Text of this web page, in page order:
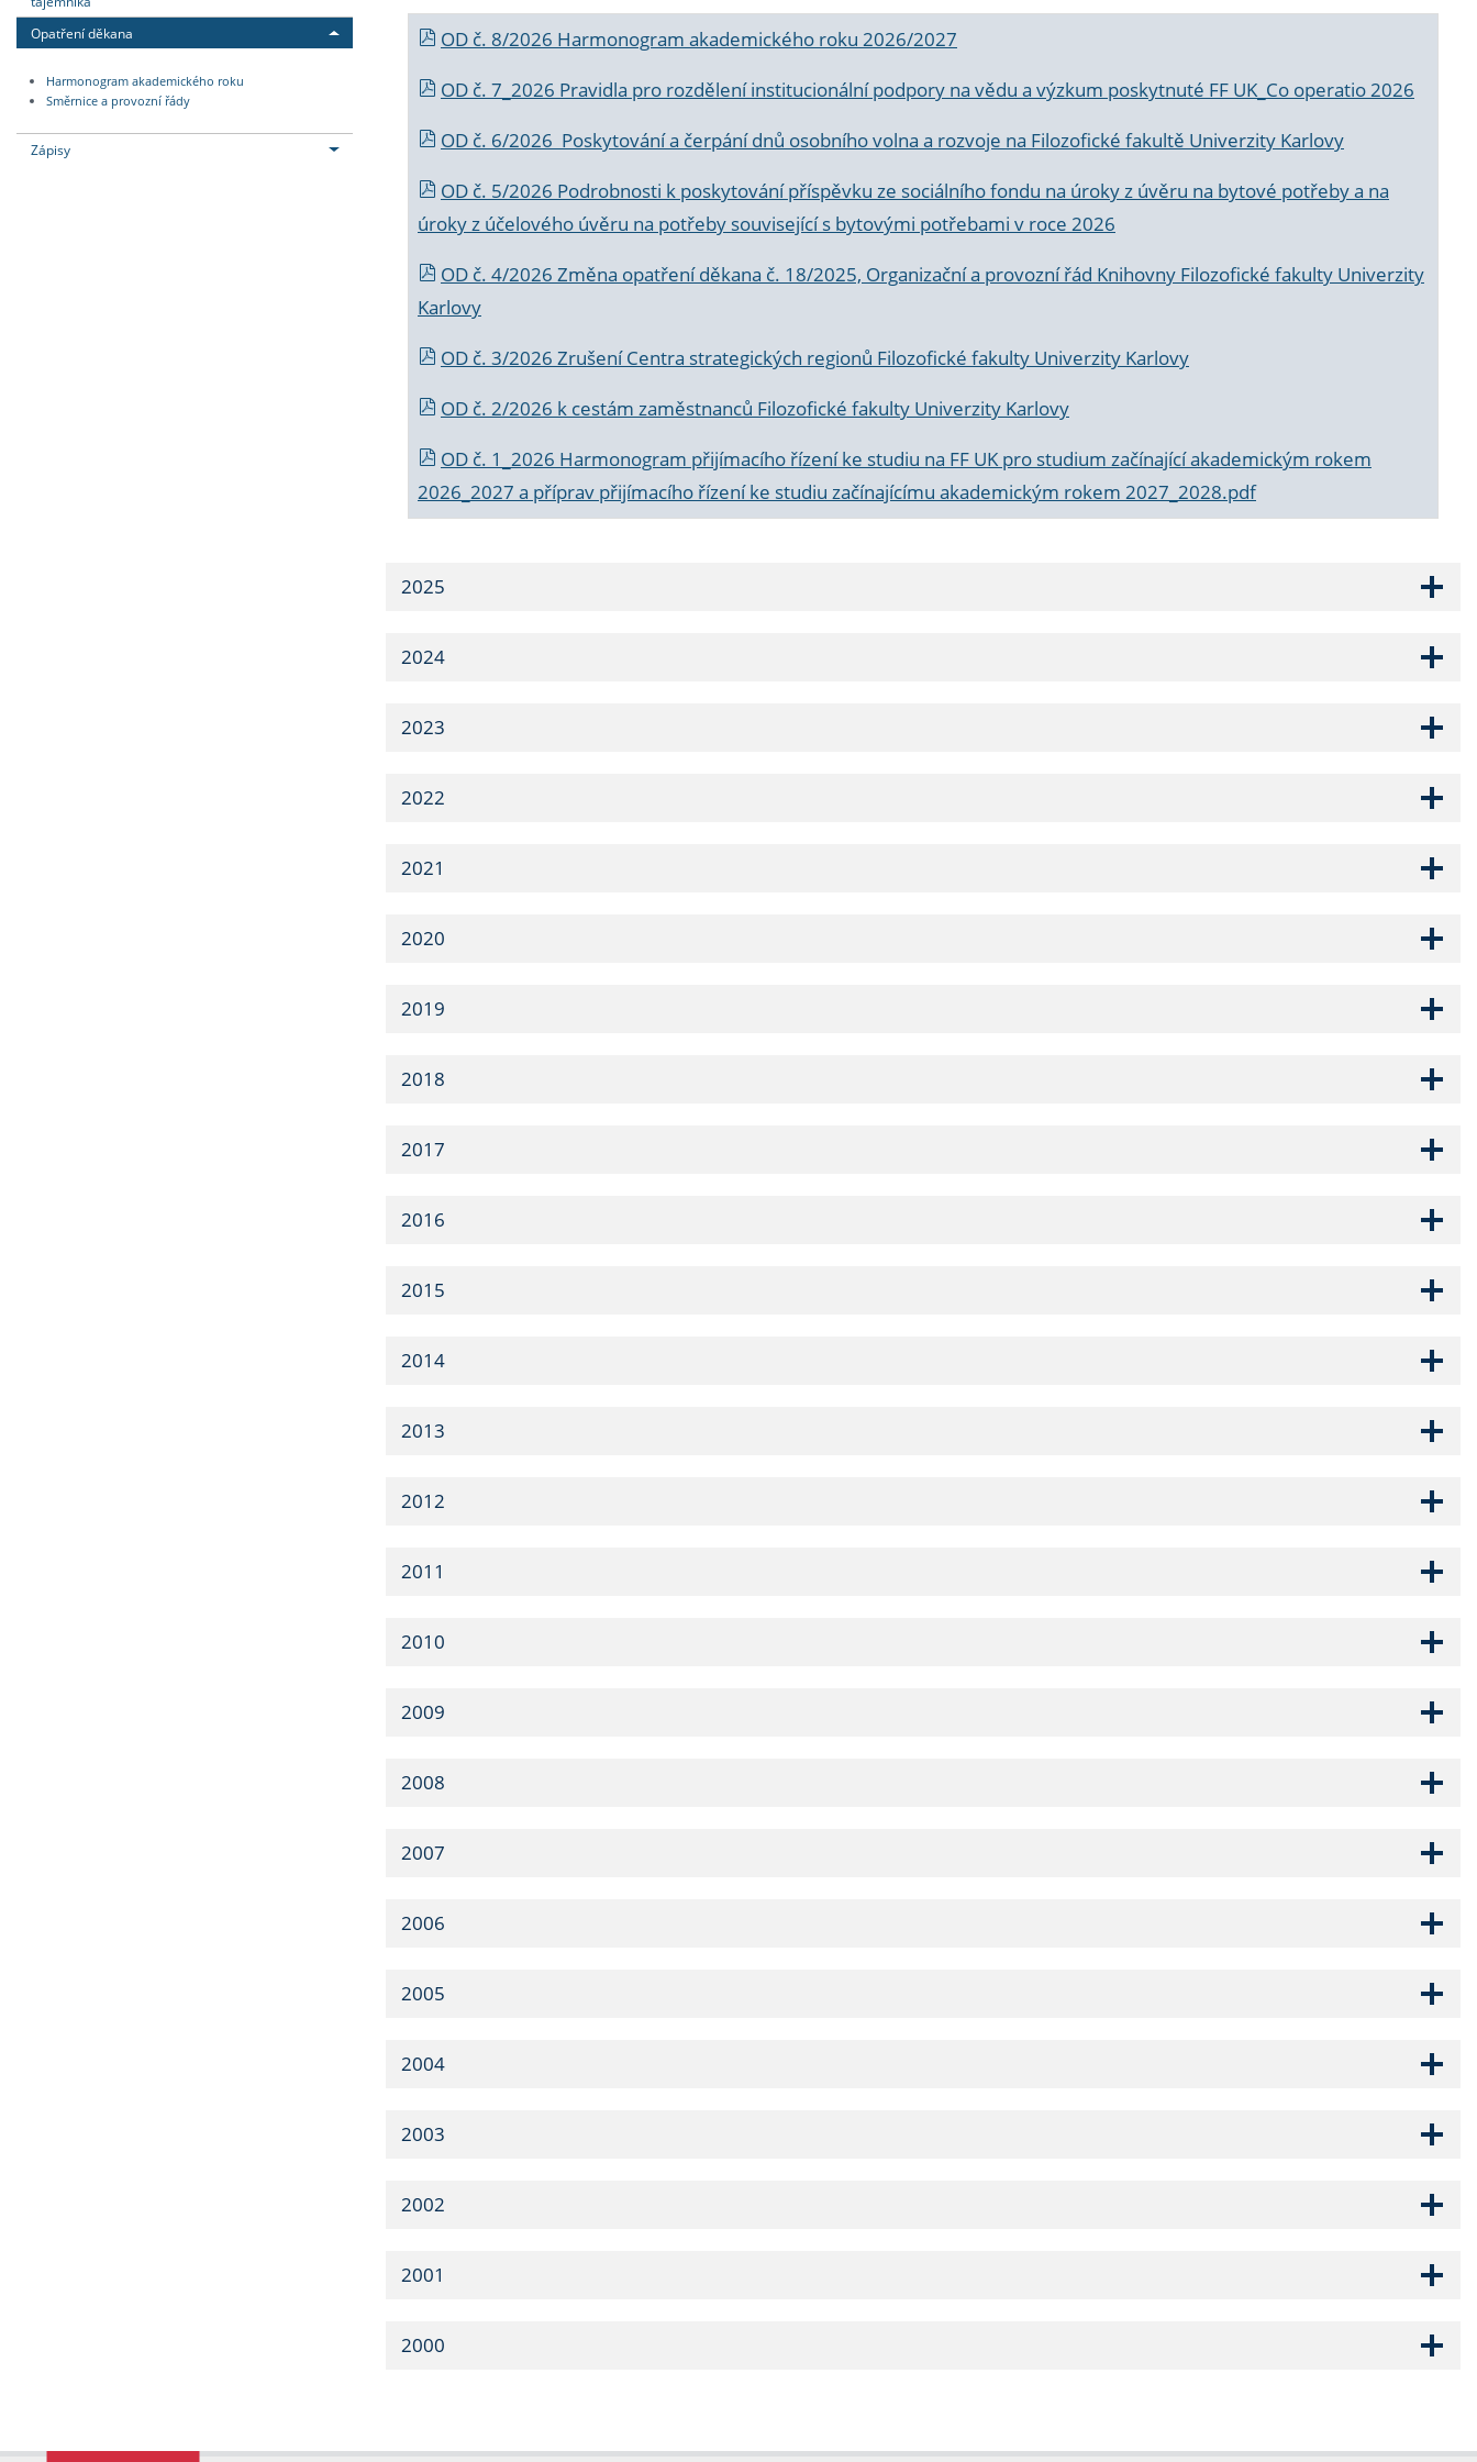
Opatření děkana
Harmonogram akademického roku
Směrnice a provozní řády
Zápisy
OD č. 8/2026 Harmonogram akademického roku 2026/2027
OD č. 7_2026 Pravidla pro rozdělení institucionální podpory na vědu a výzkum poskytnuté FF UK_Co operatio 2026
OD č. 6/2026 Poskytování a čerpání dnů osobního volna a rozvoje na Filozofické fakultě Univerzity Karlovy
OD č. 5/2026 Podrobnosti k poskytování příspěvku ze sociálního fondu na úroky z úvěru na bytové potřeby a na
úroky z účelového úvěru na potřeby související s bytovými potřebami v roce 2026
OD č. 4/2026 Změna opatření děkana č. 18/2025, Organizační a provozní řád Knihovny Filozofické fakulty Univerzity
Karlovy
OD č. 3/2026 Zrušení Centra strategických regionů Filozofické fakulty Univerzity Karlovy
OD č. 2/2026 k cestám zaměstnanců Filozofické fakulty Univerzity Karlovy
OD č. 1_2026 Harmonogram přijímacího řízení ke studiu na FF UK pro studium začínající akademickým rokem
2026_2027 a příprav přijímacího řízení ke studiu začínajícímu akademickým rokem 2027_2028.pdf
2025
2024
2023
2022
2021
2020
2019
2018
2017
2016
2015
2014
2013
2012
2011
2010
2009
2008
2007
2006
2005
2004
2003
2002
2001
2000